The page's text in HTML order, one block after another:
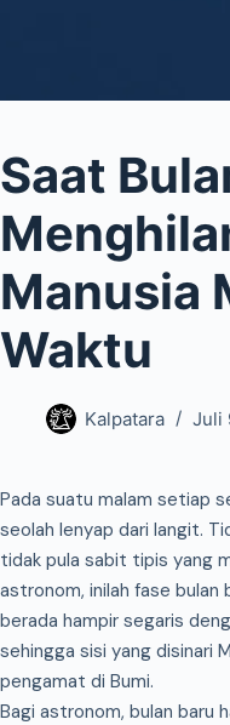
Saat
Manusia
Waktu
Kalpatara Juli
Pada suatu malam setiap
seolah lenyap dari langit.
tidak pula sabit tipis yang
astronom, inilah fase bulan
berada hampir segaris
sehingga sisi yang disinari
pengamat di Bumi.
Bagi astronom, bulan baru